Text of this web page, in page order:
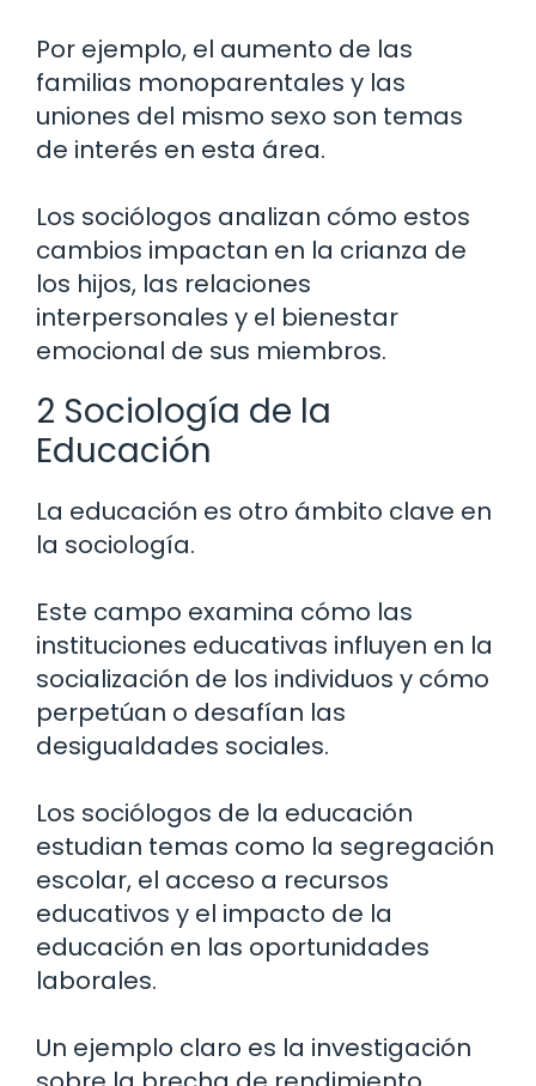
Por ejemplo, el aumento de las
familias monoparentales y las
uniones del mismo sexo son temas
de interés en esta área.
Los sociólogos analizan cómo estos
cambios impactan en la crianza de
los hijos, las relaciones
interpersonales y el bienestar
emocional de sus miembros.
2 Sociología de la
Educación
La educación es otro ámbito clave en
la sociología.
Este campo examina cómo las
instituciones educativas influyen en la
socialización de los individuos y cómo
perpetúan o desafían las
desigualdades sociales.
Los sociólogos de la educación
estudian temas como la segregación
escolar, el acceso a recursos
educativos y el impacto de la
educación en las oportunidades
laborales.
Un ejemplo claro es la investigación